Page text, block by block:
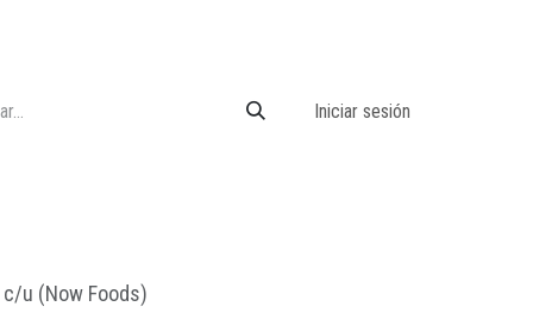
Iniciar sesión
u (Now Foods)